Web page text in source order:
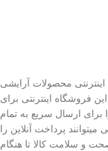
محصولات آرایشی
فروشگاه اینترنتی برای
برای ارسال سریع به تمام
پرداخت آنلاین را
و سلامت کالا تا هنگام